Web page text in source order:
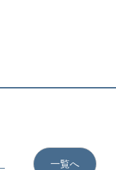
一覧へ